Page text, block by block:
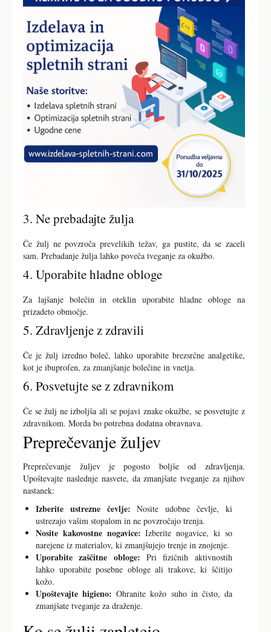
3. Ne prebadajte žulja
Če žulj ne povzroča prevelikih težav, ga pustite, da se zaceli
sam. Prebadanje žulja lahko poveča tveganje za okužbo.
4. Uporabite hladne obloge
Za lajšanje bolečin in oteklin uporabite hladne obloge na
prizadeto območje.
5. Zdravljenje z zdravili
Če je žulj izredno boleč, lahko uporabite brezsrčne analgetike,
kot je ibuprofen, za zmanjšanje bolečine in vnetja.
6. Posvetujte se z zdravnikom
Če se žulj ne izboljša ali se pojavi znake okužbe, se posvetujte z
zdravnikom. Morda bo potrebna dodatna obravnava.
Preprečevanje žuljev
Preprečevanje žuljev je pogosto boljše od zdravljenja.
Upoštevajte naslednje nasvete, da zmanjšate tveganje za njihov
nastanek:
Izberite ustrezne čevlje: Nosite udobne čevlje, ki
ustrezajo vašim stopalom in ne povzročajo trenja.
Nosite kakovostne nogavice: Izberite nogavice, ki so
narejene iz materialov, ki zmanjšujejo trenje in znojenje.
Uporabite zaščitne obloge: Pri fizičnih aktivnostih
lahko uporabite posebne obloge ali trakove, ki ščitijo
kožo.
Upoštevajte higieno: Ohranite kožo suho in čisto, da
zmanjšate tveganje za draženje.